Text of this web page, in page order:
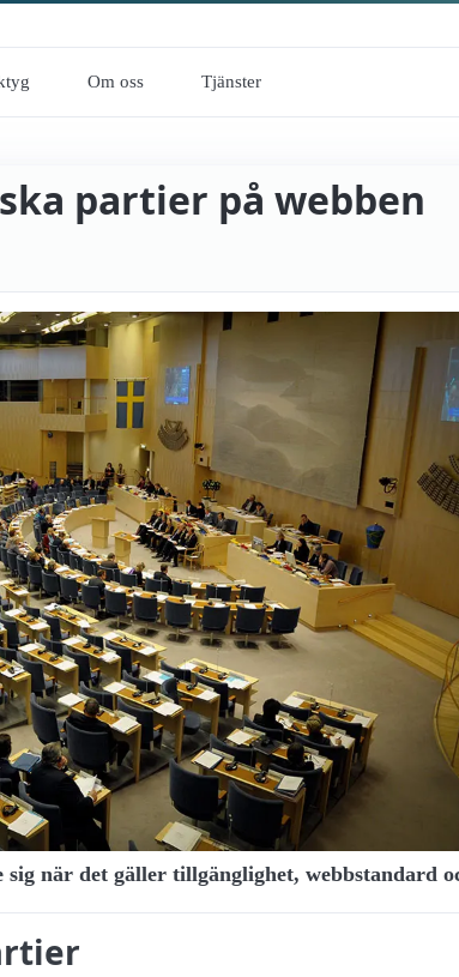
Om oss Tjänster
partier på webben
när det gäller tillgänglighet, webbstandard